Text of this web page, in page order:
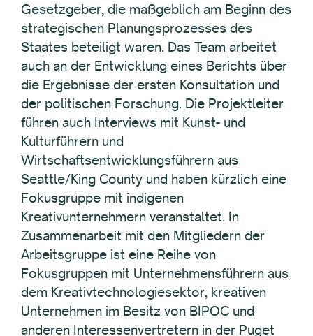
Gesetzgeber, die maßgeblich am Beginn des
strategischen Planungsprozesses des
Staates beteiligt waren. Das Team arbeitet
auch an der Entwicklung eines Berichts über
die Ergebnisse der ersten Konsultation und
der politischen Forschung. Die Projektleiter
führen auch Interviews mit Kunst- und
Kulturführern und
Wirtschaftsentwicklungsführern aus
Seattle/King County und haben kürzlich eine
Fokusgruppe mit indigenen
Kreativunternehmern veranstaltet. In
Zusammenarbeit mit den Mitgliedern der
Arbeitsgruppe ist eine Reihe von
Fokusgruppen mit Unternehmensführern aus
dem Kreativtechnologiesektor, kreativen
Unternehmen im Besitz von BIPOC und
anderen Interessenvertretern in der Puget